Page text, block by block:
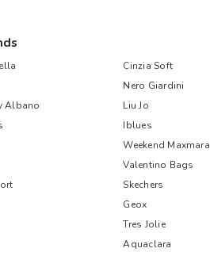
Cinzia Soft
Nero Giardini
Albano
Liu Jo
Iblues
Weekend Maxmara
Valentino Bags
Skechers
Geox
Tres Jolie
Aquaclara